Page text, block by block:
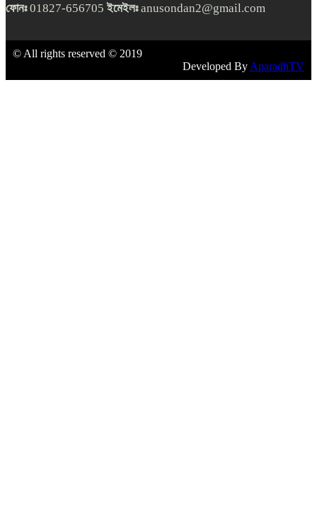
ফোনঃ01827-656705ইমেইলঃanusondan2@gmail.com
© All rights reserved © 2019
Developed By AparadhTV